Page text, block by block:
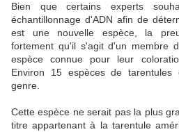
Bien que certains experts
échantillonnage d'ADN afin de
est une nouvelle espèce, la
fortement qu'il s'agit d'un membre
espèce connue pour leur
Environ 15 espèces de
genre.
Cette espèce ne serait pas la plus
titre appartenant à la tarentule